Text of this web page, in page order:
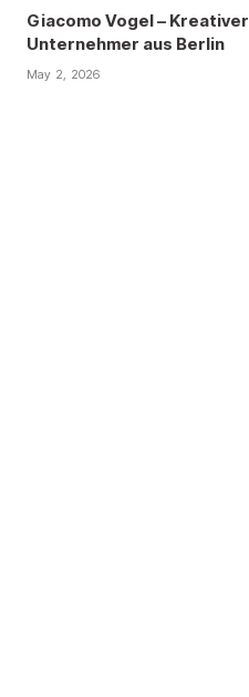
Giacomo Vogel – Kreativer
Unternehmer aus Berlin
May 2, 2026